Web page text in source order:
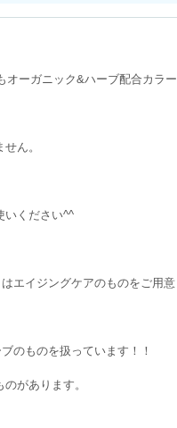
オーガニック&ハーブ配合カラー
ん。
いください^^
エイジングケアのものをご用意
のものを扱っています！！